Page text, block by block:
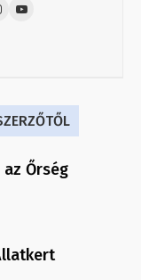
Őrség